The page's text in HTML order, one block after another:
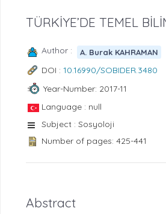
TÜRKİYE’DE TEMEL
Author : A. Burak KAHRAMAN
DOI : 10.16990/SOBIDER.3480
Year-Number: 2017-11
Language : null
Subject : Sosyoloji
Number of pages: 425-441
Abstract